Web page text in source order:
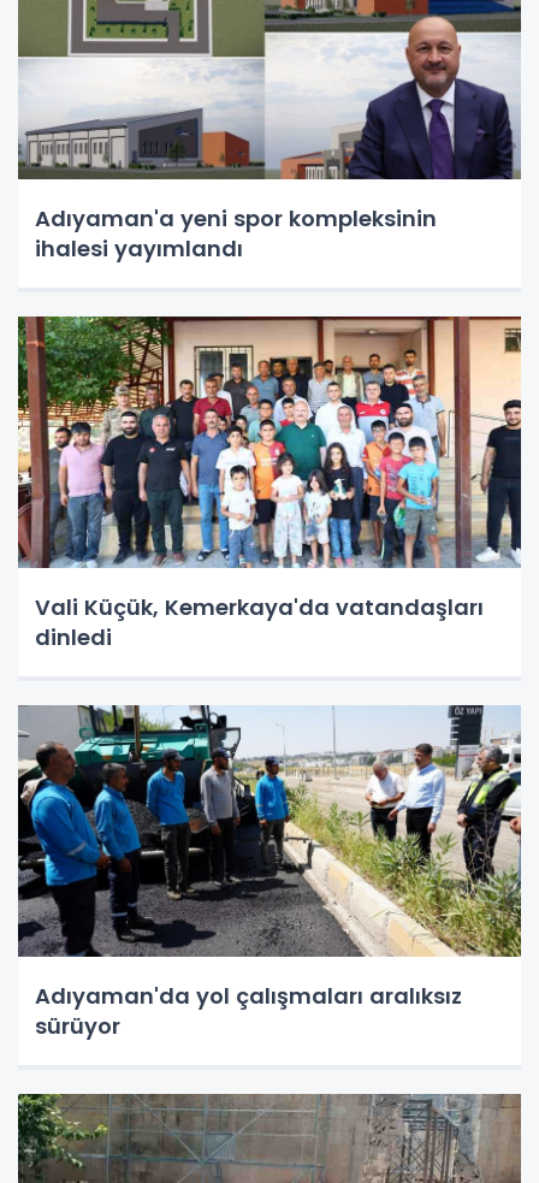
Adıyaman'a yeni spor kompleksinin
ihalesi yayımlandı
Vali Küçük, Kemerkaya'da vatandaşları
dinledi
Adıyaman'da yol çalışmaları aralıksız
sürüyor